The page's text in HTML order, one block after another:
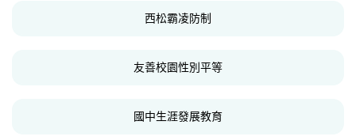
西松霸凌防制
友善校園性別平等
國中生涯發展教育